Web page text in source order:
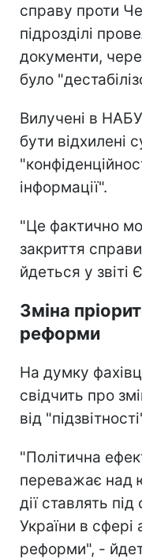
справу проти
підрозділі
документи,
було
Вилучені в
бути відхилені
інформації".
"Це фактично
закриття
йдеться у звіті
Зміна
реформи
На думку
свідчить про
від
"Політична
переважає над
дії ставлять
України в сфері
реформи", -